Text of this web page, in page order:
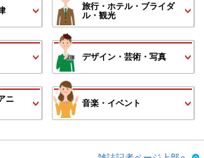
旅行・ホテル・ブライダ
ル・観光
デザイン・芸術・写真
ニ
音楽・イベント